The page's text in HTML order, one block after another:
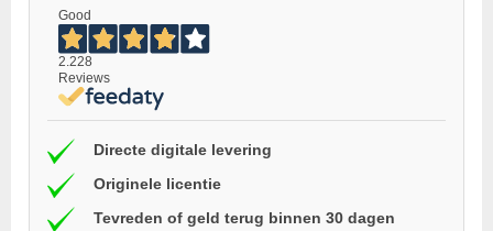
Good
2.228
Reviews
Directe digitale levering
Originele licentie
Tevreden of geld terug binnen 30 dagen